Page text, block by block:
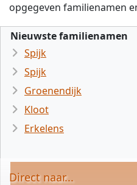
opgegeven familienamen
Nieuwste familienamen
Spijk
Spijk
Groenendijk
Kloot
Erkelens
Direct naar...